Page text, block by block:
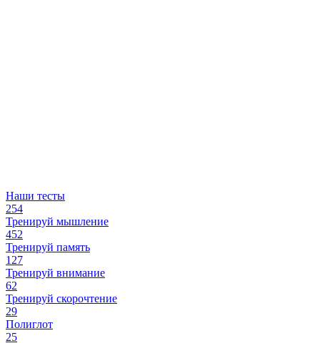
Наши тесты
254
Тренируй мышление
452
Тренируй память
127
Тренируй внимание
62
Тренируй скорочтение
29
Полиглот
25